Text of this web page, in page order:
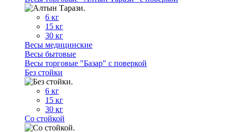
6 кг
15 кг
30 кг
Весы медицинские
Весы бытовые
Весы торговые "Базар" с поверкой
Без стойки
6 кг
15 кг
30 кг
Со стойкой